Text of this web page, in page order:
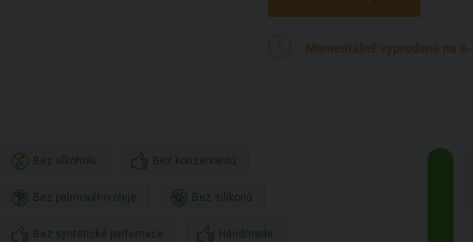
Momentálně vyprodané na
Bez alkoholu Bez konzervantů
Bez palmového oleje Bez silikonů
Bez syntetické parfemace Handmade